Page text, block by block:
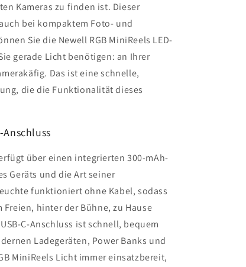
Kameras zu finden ist. Dieser
bei kompaktem Foto- und
Sie die Newell RGB MiniReels LED-
gerade Licht benötigen: an Ihrer
Das ist eine schnelle,
die die Funktionalität dieses
über einen integrierten 300-mAh-
Geräts und die Art seiner
funktioniert ohne Kabel, sodass
hinter der Bühne, zu Hause
C-Anschluss ist schnell, bequem
Ladegeräten, Power Banks und
MiniReels Licht immer einsatzbereit,